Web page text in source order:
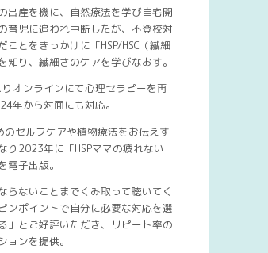
出産を機に、自然療法を学び自宅開
育児に追われ中断したが、不登校対
ことをきっかけに「HSP/HSC（繊細
知り、繊細さのケアを学びなおす。
オンラインにて心理セラピーを再
年から対面にも対応。
のセルフケアや植物療法をお伝えす
り2023年に「HSPママの疲れない
電子出版。
らないことまでくみ取って聴いてく
ンポイントで自分に必要な対応を選
」とご好評いただき、リピート率の
ョンを提供。